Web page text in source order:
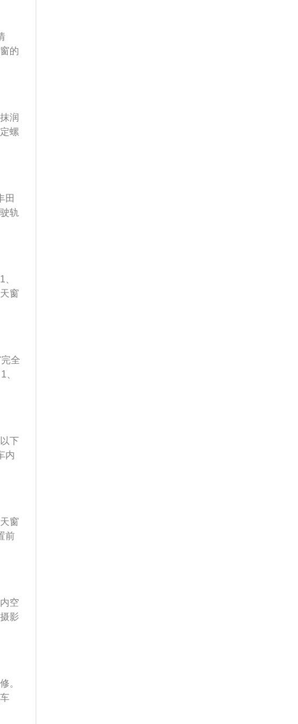
对
会
的
要
簸
负
保
润
螺
、
转
田
轨
能
现
窗
，
所
，
顺
全
田
PC
下
内
挥
度
的
窗
前
按
11
，
空
影
顶
。
和